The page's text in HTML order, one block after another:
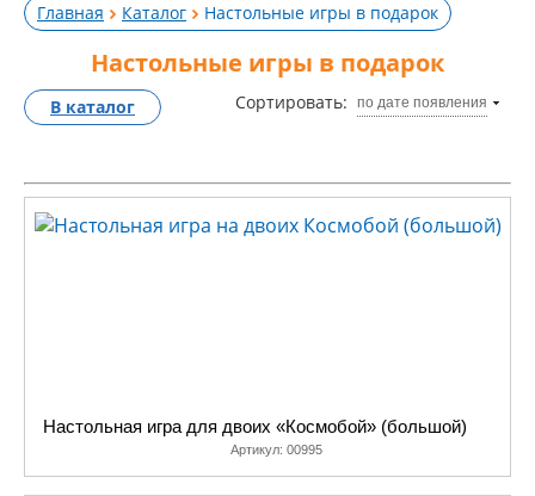
Главная Каталог Настольные игры в подарок
Настольные игры в подарок
Сортировать: по дате появления
В каталог
Настольная игра для двоих «Космобой» (большой)
Артикул: 00995